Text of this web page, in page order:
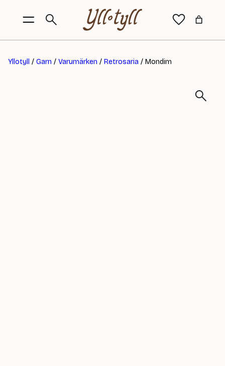
Yllotyll / Garn / Varumärken / Retrosaria / Mondim